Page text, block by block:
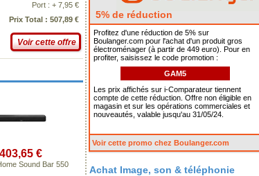
Port : + 7,95 €
Prix Total : 507,89 €
Voir cette offre
403,65 €
Sound Bar 550
5% de réduction
Profitez d'une réduction de 5% sur
Boulanger.com pour l'achat d'un produit gros
électroménager (à partir de 449 euro). Pour en
profiter, saisissez le code promotion :
GAM5
Les prix affichés sur i-Comparateur tiennent
compte de cette réduction. Offre non éligible en
magasin et sur les opérations commerciales et
nouveautés, valable jusqu'au 31/05/24.
Voir cette promo chez Boulanger.com
Achat Image, son & téléphonie